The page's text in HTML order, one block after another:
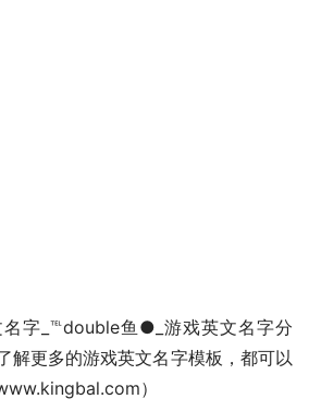
字_℡double鱼●_游戏英文名字分
解更多的游戏英文名字模板，都可以
）